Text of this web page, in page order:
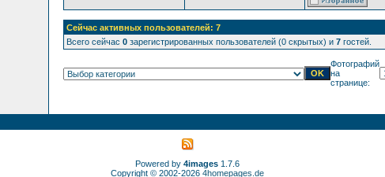
Сейчас активных пользователей: 7
Всего сейчас 0зарегистрированных пользователей (0 скрытых) и 7гостей.
Фотографий
на
странице:
Powered by 4images 1.7.6
Copyright © 2002-2026 4homepages.de